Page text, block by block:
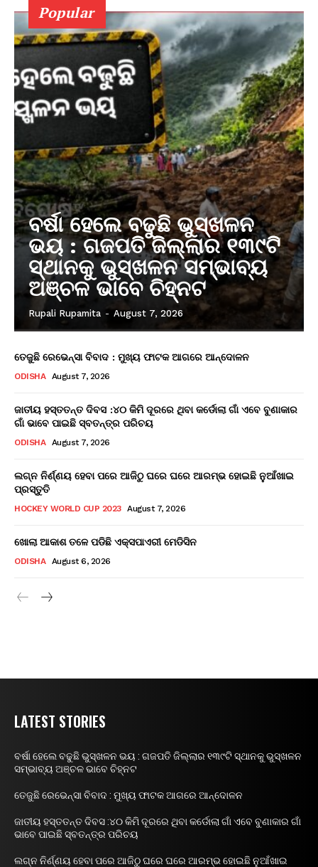
Popular
ବର୍ଷା ହେଲେ ବଢୁଛି ଭୁସ୍ଖଳନ
ଭୟ : ଗଜପତି ଜିଲ୍ଲାର ୧୩୯ଟି
ସ୍ଥାନକୁ ଭୁସ୍ଖଳନ ସମ୍ଭାବ୍ୟ
ଅଞ୍ଚଳ ଭାବେ ଚିହ୍ନଟ
Rupali Rupamita - August 7, 2026
ତେଜୁଛି ରେଭେନ୍ସା ବିବାଦ : ମୁଖ୍ୟ ଫାଟକ ଆଗରେ ଆନ୍ଦୋଳନ
ODISHA August 7, 2026
ଜାତୀୟ ହସ୍ତତନ୍ତ ଦିବସ :୪୦ କିମି ଦୂରରେ ଥିବା କର୍ଡୋଲା ଗାଁ ଏବେ ବୁଣାକାର
ଗାଁ ଭାବେ ପାଇଛି ସ୍ବତନ୍ତ୍ର ପରିଚୟ
ODISHA August 7, 2026
ଲଗ୍ନ ନିର୍ଣ୍ଣୟ ହେବା ପରେ ଆଜିଠୁ ଘରେ ଘରେ ଆରମ୍ଭ ହୋଇଛି ନୁଆଁଖାଇ
ପ୍ରସ୍ତୁତି
HOCKEY WORLD CUP 2023 August 7, 2026
ଖୋଲା ଆକାଶ ତଳେ ପଡିଛି ଏକ୍ସପାଏରୀ ମେଡିସିନ
ODISHA August 6, 2026
LATEST STORIES
ବର୍ଷା ହେଲେ ବଢୁଛି ଭୁସ୍ଖଳନ ଭୟ : ଗଜପତି ଜିଲ୍ଲାର ୧୩୯ଟି ସ୍ଥାନକୁ ଭୁସ୍ଖଳନ
ସମ୍ଭାବ୍ୟ ଅଞ୍ଚଳ ଭାବେ ଚିହ୍ନଟ
ତେଜୁଛି ରେଭେନ୍ସା ବିବାଦ : ମୁଖ୍ୟ ଫାଟକ ଆଗରେ ଆନ୍ଦୋଳନ
ଜାତୀୟ ହସ୍ତତନ୍ତ ଦିବସ :୪୦ କିମି ଦୂରରେ ଥିବା କର୍ଡୋଲା ଗାଁ ଏବେ ବୁଣାକାର ଗାଁ
ଭାବେ ପାଇଛି ସ୍ବତନ୍ତ୍ର ପରିଚୟ
ଲଗ୍ନ ନିର୍ଣ୍ଣୟ ହେବା ପରେ ଆଜିଠୁ ଘରେ ଘରେ ଆରମ୍ଭ ହୋଇଛି ନୁଆଁଖାଇ